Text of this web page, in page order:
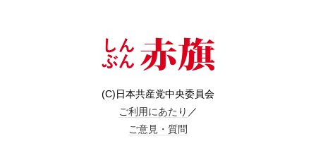
(C)日本共産党中央委員会
ご利用にあたり ／
ご意見・質問